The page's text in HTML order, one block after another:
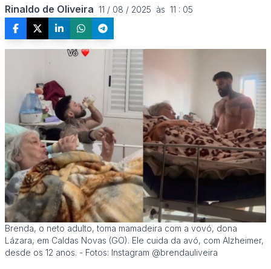
Rinaldo de Oliveira 11 / 08 / 2025  às  11 : 05
Brenda, o neto adulto, toma mamadeira com a vovó, dona
Lázara, em Caldas Novas (GO). Ele cuida da avó, com Alzheimer,
desde os 12 anos. - Fotos: Instagram @brendauliveira